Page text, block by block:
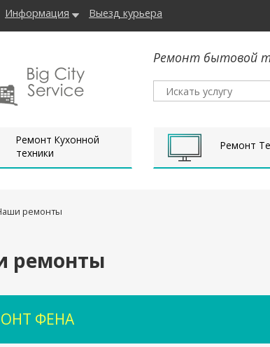
Информация Выезд курьера
Ремонт бытовой
Ремонт Кухонной
техники
Ремонт
ремонты
ремонты
ФЕНА